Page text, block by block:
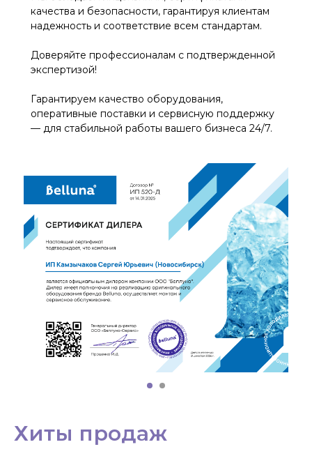
качества и безопасности, гарантируя клиентам
надежность и соответствие всем стандартам.
Доверяйте профессионалам с подтвержденной
экспертизой!
Гарантируем качество оборудования,
оперативные поставки и сервисную поддержку
— для стабильной работы вашего бизнеса 24/7.
Хиты продаж